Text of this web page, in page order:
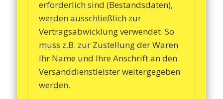
erforderlich sind (Bestandsdaten),
werden ausschließlich zur
Vertragsabwicklung verwendet. So
muss z.B. zur Zustellung der Waren
Ihr Name und Ihre Anschrift an den
Versanddienstleister weitergegeben
werden.